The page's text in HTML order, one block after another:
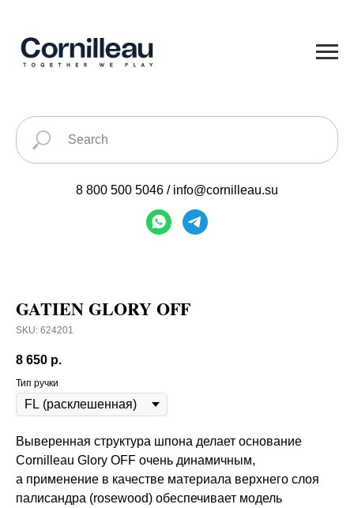
8 800 500 5046 / info@cornilleau.su
GATIEN GLORY OFF
SKU: 624201
8 650 р.
Тип ручки
Выверенная структура шпона делает основание
Cornilleau Glory OFF очень динамичным,
а применение в качестве материала верхнего слоя
палисандра (rosewood) обеспечивает модель